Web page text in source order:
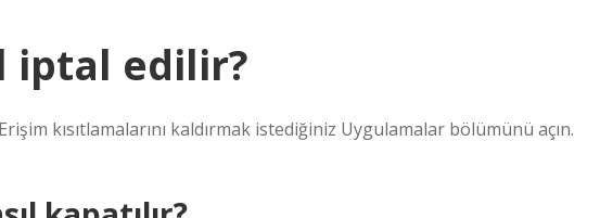
iptal edilir?
Erişim kısıtlamalarını kaldırmak istediğiniz Uygulamalar bölümünü açın.